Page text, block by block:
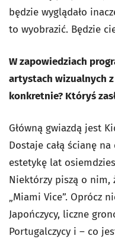
będzie wyglądało
to wyobrazić. Będzie
W zapowiedziach
artystach wizualnych
konkretnie? Któryś
Główną gwiazdą jest
Dostaje całą ścianę
estetykę lat
Niektórzy piszą o nim,
„Miami Vice”. Oprócz
Japończycy, liczne
Portugalczycy i – co